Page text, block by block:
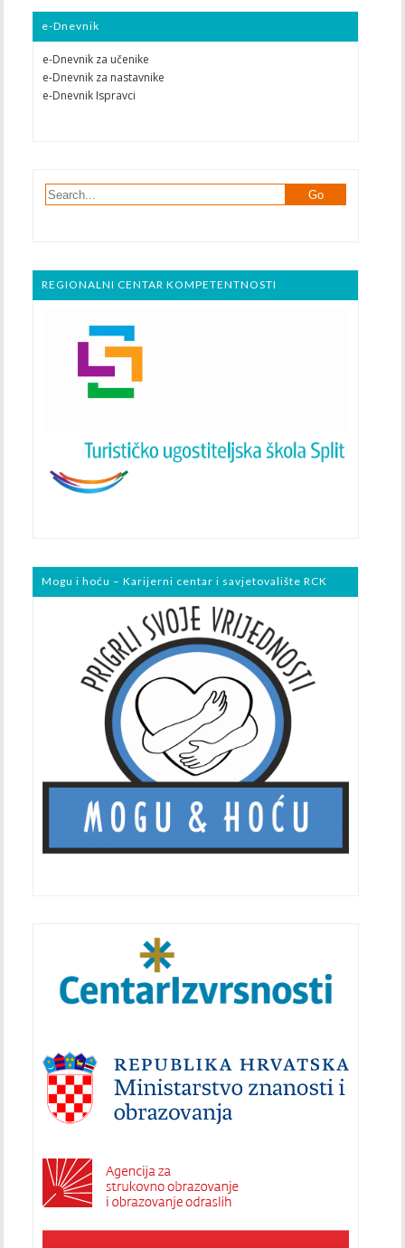
e-Dnevnik
e-Dnevnik za učenike
e-Dnevnik za nastavnike
e-Dnevnik Ispravci
REGIONALNI CENTAR KOMPETENTNOSTI
Mogu i hoću – Karijerni centar i savjetovalište RCK